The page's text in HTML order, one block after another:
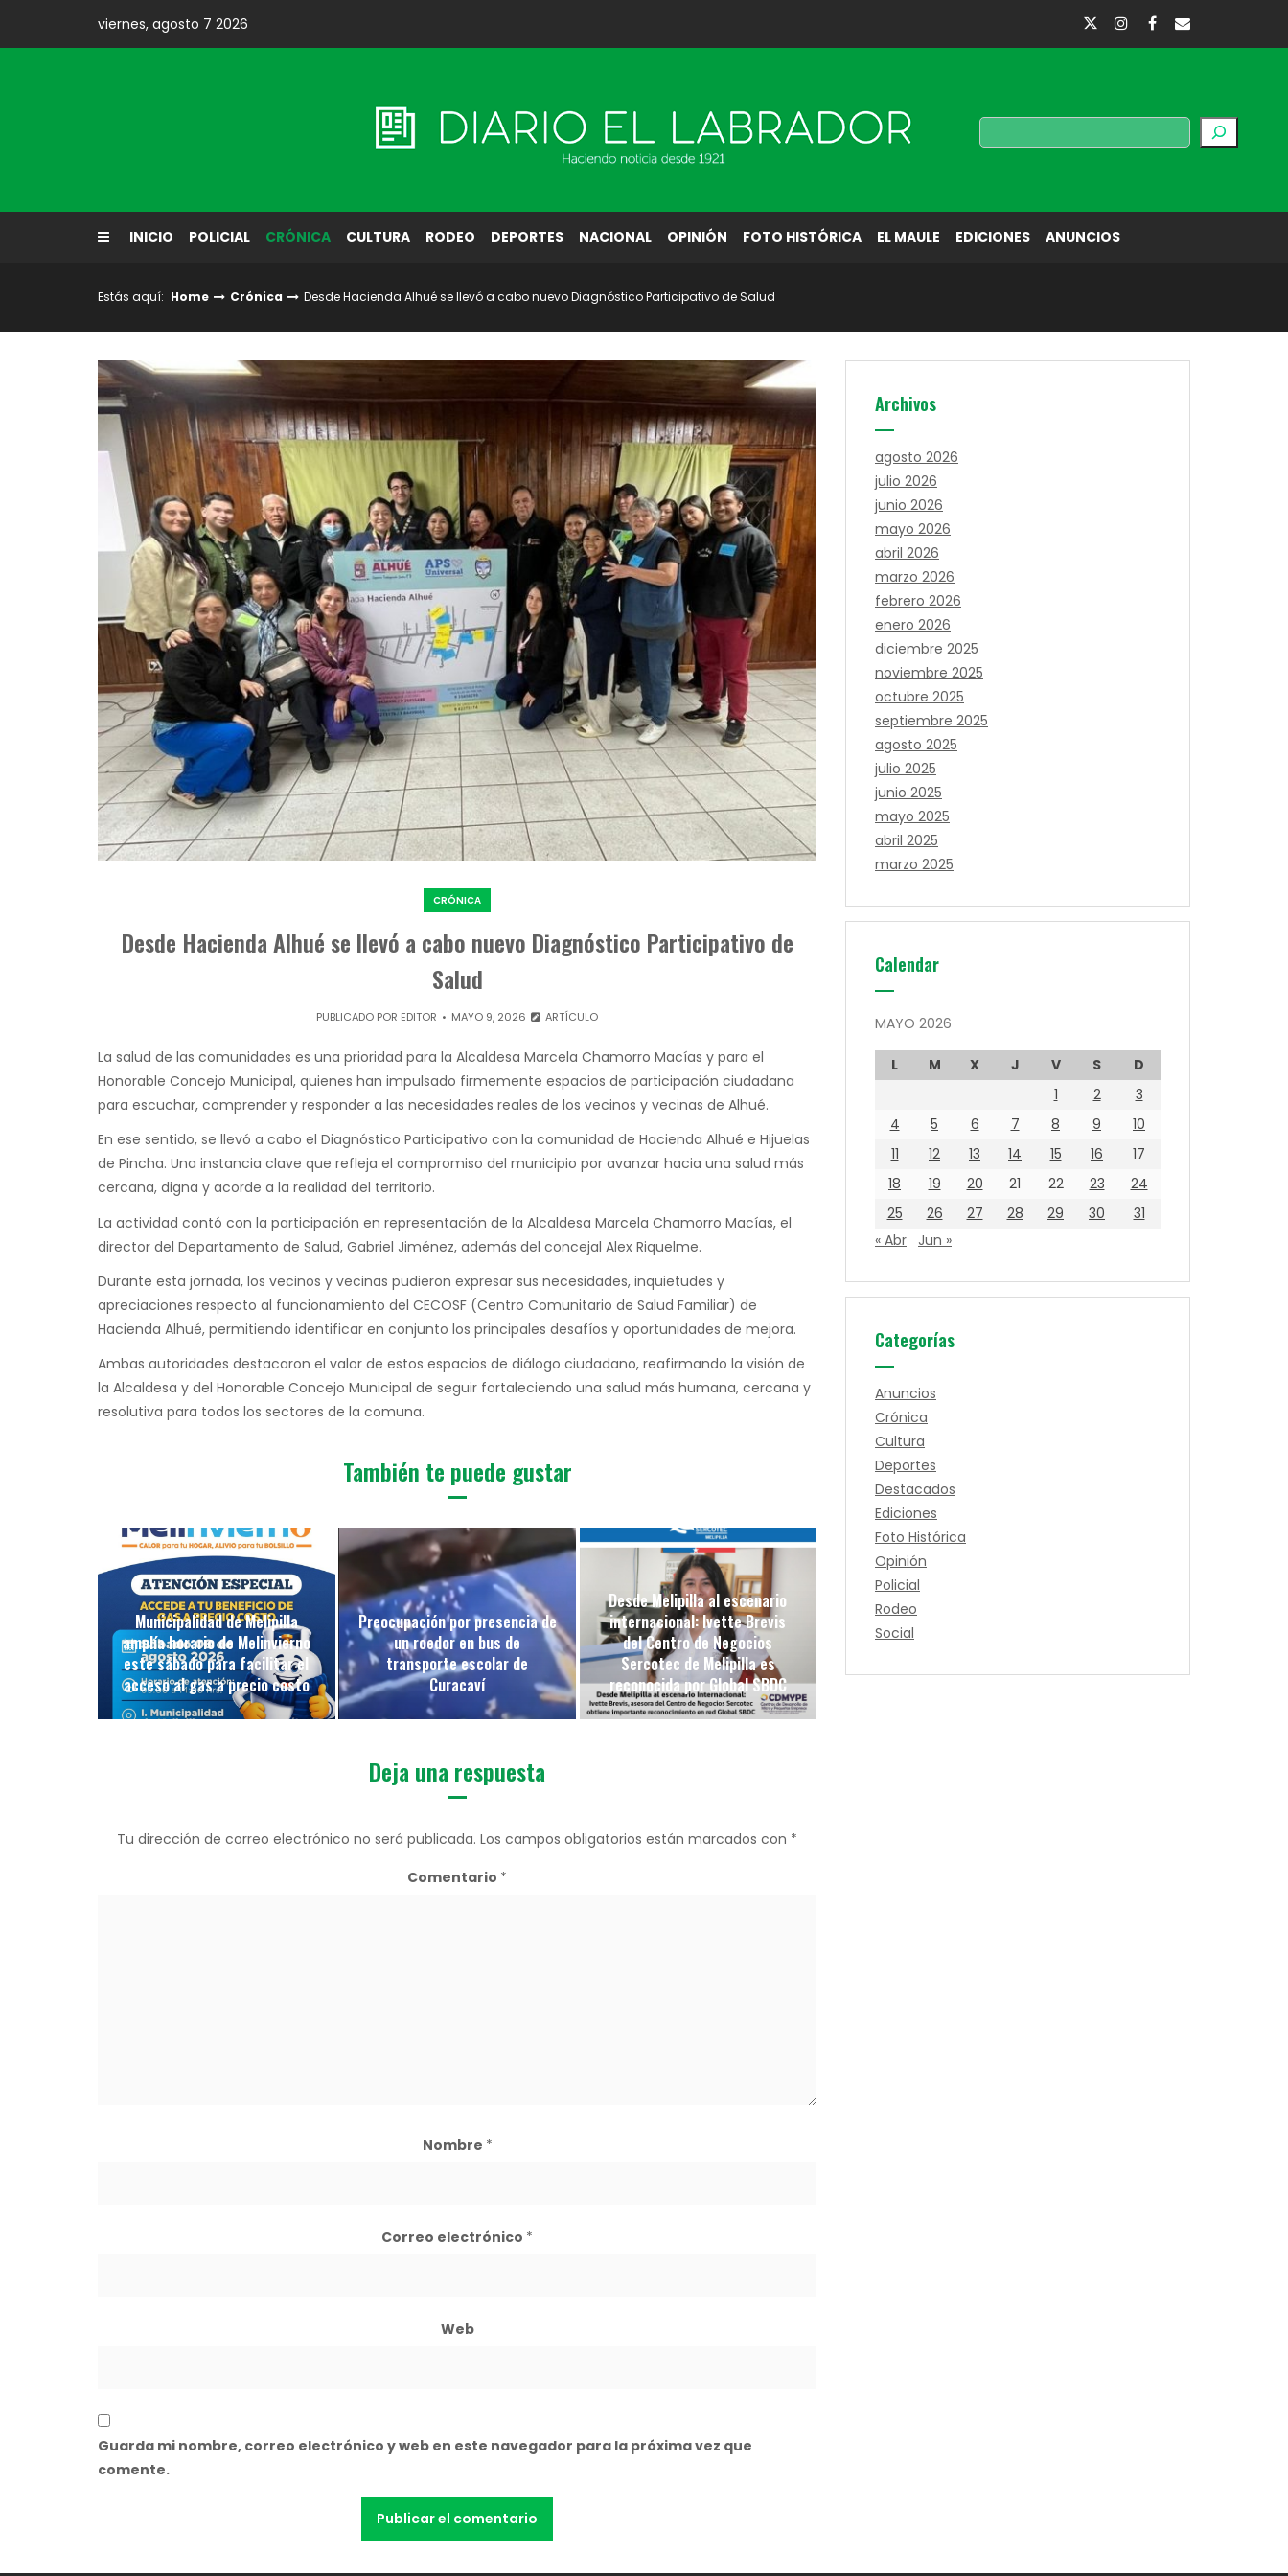
content
viernes, agosto 7 2026
Diario El Labrador Buscar
INICIO POLICIAL CRÓNICA CULTURA RODEO DEPORTES NACIONAL OPINIÓN FOTO HISTÓRICA EL MAULE EDICIONES ANUNCIOS
Estás aquí: Home Crónica Desde Hacienda Alhué se llevó a cabo nuevo Diagnóstico Participativo de Salud
CRÓNICA
Desde Hacienda Alhué se llevó a cabo nuevo Diagnóstico Participativo de
Salud
PUBLICADO POR EDITOR MAYO 9, 2026 ARTÍCULO
La salud de las comunidades es una prioridad para la Alcaldesa Marcela Chamorro Macías y para el
Honorable Concejo Municipal, quienes han impulsado firmemente espacios de participación ciudadana
para escuchar, comprender y responder a las necesidades reales de los vecinos y vecinas de Alhué.
En ese sentido, se llevó a cabo el Diagnóstico Participativo con la comunidad de Hacienda Alhué e Hijuelas
de Pincha. Una instancia clave que refleja el compromiso del municipio por avanzar hacia una salud más
cercana, digna y acorde a la realidad del territorio.
La actividad contó con la participación en representación de la Alcaldesa Marcela Chamorro Macías, el
director del Departamento de Salud, Gabriel Jiménez, además del concejal Alex Riquelme.
Durante esta jornada, los vecinos y vecinas pudieron expresar sus necesidades, inquietudes y
apreciaciones respecto al funcionamiento del CECOSF (Centro Comunitario de Salud Familiar) de
Hacienda Alhué, permitiendo identificar en conjunto los principales desafíos y oportunidades de mejora.
Ambas autoridades destacaron el valor de estos espacios de diálogo ciudadano, reafirmando la visión de
la Alcaldesa y del Honorable Concejo Municipal de seguir fortaleciendo una salud más humana, cercana y
resolutiva para todos los sectores de la comuna.
También te puede gustar
Municipalidad de Melipilla
amplía horario de Melinvierno
este sábado para facilitar el
acceso al gas a precio costo
Preocupación por presencia de
un roedor en bus de
transporte escolar de
Curacaví
Desde Melipilla al escenario
internacional: Ivette Brevis
del Centro de Negocios
Sercotec de Melipilla es
reconocida por Global SBDC
Deja una respuesta
Tu dirección de correo electrónico no será publicada. Los campos obligatorios están marcados con *
Comentario *
Nombre *
Correo electrónico *
Web
Guarda mi nombre, correo electrónico y web en este navegador para la próxima vez que
comente.
Archivos
agosto 2026
julio 2026
junio 2026
mayo 2026
abril 2026
marzo 2026
febrero 2026
enero 2026
diciembre 2025
noviembre 2025
octubre 2025
septiembre 2025
agosto 2025
julio 2025
junio 2025
mayo 2025
abril 2025
marzo 2025
Calendar
MAYO 2026
L M X J V S
D
1
2
3
4
5 6 7 8 9
10
11
12 13 14 15 16
17
18
19 20 21 22 23
24
25
26 27 28 29 30
31
« Abr
Jun »
Categorías
Anuncios
Crónica
Cultura
Deportes
Destacados
Ediciones
Foto Histórica
Opinión
Policial
Rodeo
Social